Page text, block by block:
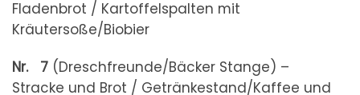
Fladenbrot / Kartoffelspalten mit
Kräutersoße/Biobier
Nr. 7 (Dreschfreunde/Bäcker Stange) –
Stracke und Brot / Getränkestand/Kaffee und